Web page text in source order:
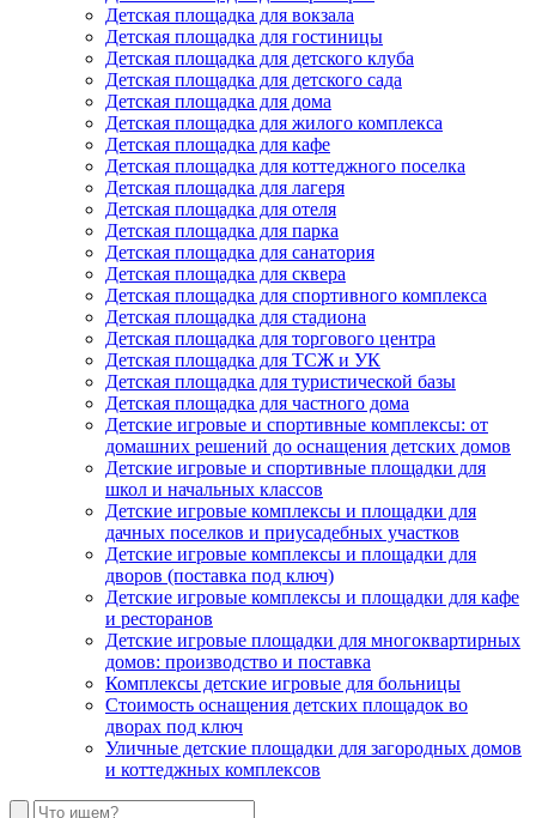
Детская площадка для вокзала
Детская площадка для гостиницы
Детская площадка для детского клуба
Детская площадка для детского сада
Детская площадка для дома
Детская площадка для жилого комплекса
Детская площадка для кафе
Детская площадка для коттеджного поселка
Детская площадка для лагеря
Детская площадка для отеля
Детская площадка для парка
Детская площадка для санатория
Детская площадка для сквера
Детская площадка для спортивного комплекса
Детская площадка для стадиона
Детская площадка для торгового центра
Детская площадка для ТСЖ и УК
Детская площадка для туристической базы
Детская площадка для частного дома
Детские игровые и спортивные комплексы: от
домашних решений до оснащения детских домов
Детские игровые и спортивные площадки для
школ и начальных классов
Детские игровые комплексы и площадки для
дачных поселков и приусадебных участков
Детские игровые комплексы и площадки для
дворов (поставка под ключ)
Детские игровые комплексы и площадки для кафе
и ресторанов
Детские игровые площадки для многоквартирных
домов: производство и поставка
Комплексы детские игровые для больницы
Стоимость оснащения детских площадок во
дворах под ключ
Уличные детские площадки для загородных домов
и коттеджных комплексов